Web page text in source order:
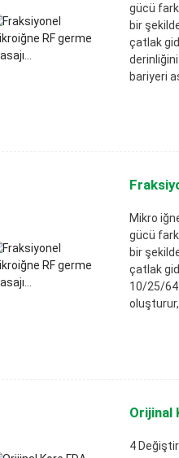
gücü
bir
çatlak
derinliğini
bariyeri
Mikro
gücü
bir
çatlak
10/25/64
Orijinal
4